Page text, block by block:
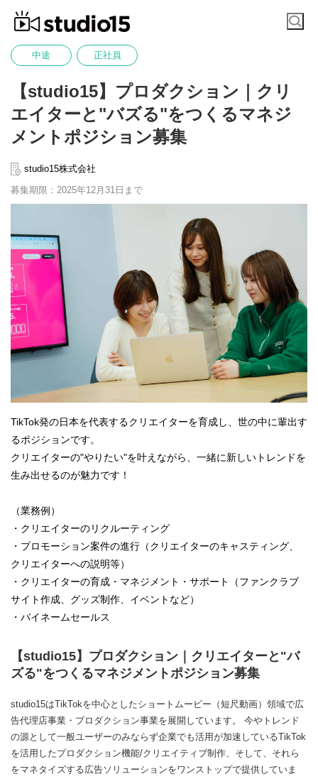
中途 正社員
【studio15】プロダクション｜クリ
エイターと"バズる"をつくるマネジ
メントポジション募集
studio15株式会社
募集期限：2025年12月31日まで
TikTok発の日本を代表するクリエイターを育成し、世の中に輩出す
るポジションです。
クリエイターの"やりたい"を叶えながら、一緒に新しいトレンドを
生み出せるのが魅力です！
（業務例）
・クリエイターのリクルーティング
・プロモーション案件の進行（クリエイターのキャスティング、
クリエイターへの説明等）
・クリエイターの育成・マネジメント・サポート（ファンクラブ
サイト作成、グッズ制作、イベントなど）
・バイネームセールス
【studio15】プロダクション｜クリエイターと"バ
ズる"をつくるマネジメントポジション募集
studio15はTikTokを中心としたショートムービー（短尺動画）領域で広
告代理店事業・プロダクション事業を展開しています。 今やトレンド
の源として一般ユーザーのみならず企業でも活用が加速しているTikTok
を活用したプロダクション機能/クリエイティブ制作、そして、それら
をマネタイズする広告ソリューションをワンストップで提供していま